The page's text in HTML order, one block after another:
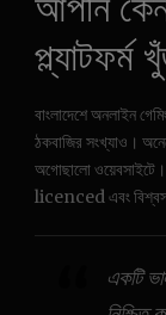
প্ল্যাটফর্ম
বাংলাদেশে অনলাইন
ঠকবাজির সংখ্যাও।
অগোছালো
licenced এবং বিশ্বস্ত
একটি